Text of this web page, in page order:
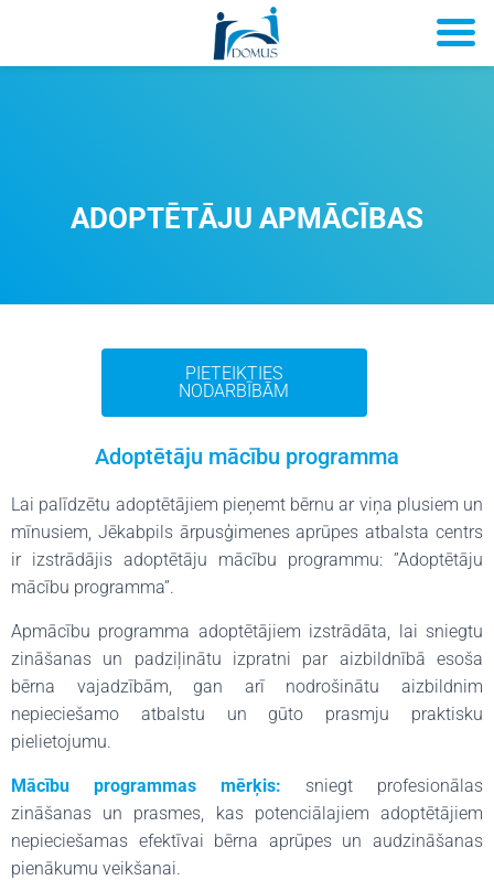
ADOPTĒTĀJU APMĀCĪBAS
PIETEIKTIES
NODARBĪBĀM
Adoptētāju mācību programma
Lai palīdzētu adoptētājiem pieņemt bērnu ar viņa plusiem un
mīnusiem, Jēkabpils ārpusģimenes aprūpes atbalsta centrs
ir izstrādājis adoptētāju mācību programmu: ”Adoptētāju
mācību programma”.
Apmācību programma adoptētājiem izstrādāta, lai sniegtu
zināšanas un padziļinātu izpratni par aizbildnībā esoša
bērna vajadzībām, gan arī nodrošinātu aizbildnim
nepieciešamo atbalstu un gūto prasmju praktisku
pielietojumu.
Mācību programmas mērķis: sniegt profesionālas
zināšanas un prasmes, kas potenciālajiem adoptētājiem
nepieciešamas efektīvai bērna aprūpes un audzināšanas
pienākumu veikšanai.